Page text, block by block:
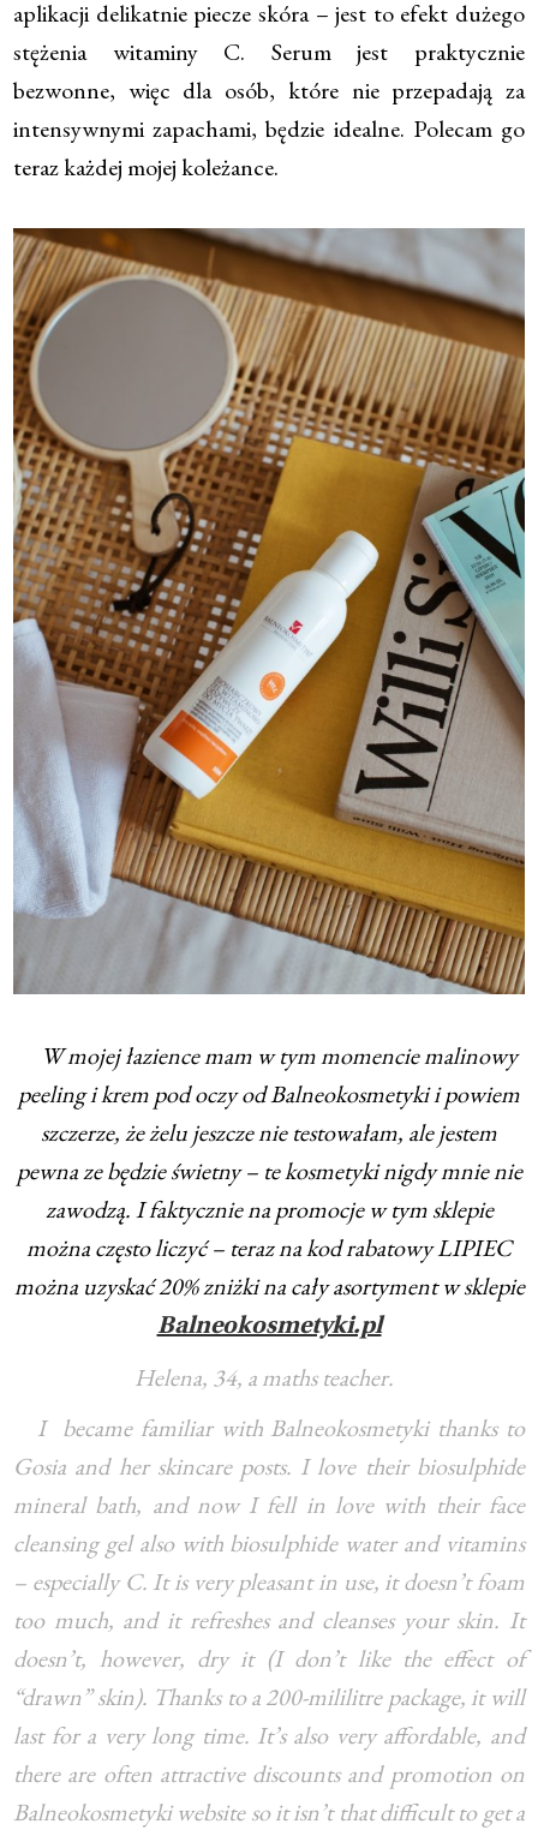
aplikacji delikatnie piecze skóra – jest to efekt dużego
stężenia witaminy C. Serum jest praktycznie
bezwonne, więc dla osób, które nie przepadają za
intensywnymi zapachami, będzie idealne. Polecam go
teraz każdej mojej koleżance.
W mojej łazience mam w tym momencie malinowy
peeling i krem pod oczy od Balneokosmetyki i powiem
szczerze, że żelu jeszcze nie testowałam, ale jestem
pewna ze będzie świetny – te kosmetyki nigdy mnie nie
zawodzą. I faktycznie na promocje w tym sklepie
można często liczyć – teraz na kod rabatowy LIPIEC
można uzyskać 20% zniżki na cały asortyment w sklepie
Balneokosmetyki.pl
Helena, 34, a maths teacher.
I became familiar with Balneokosmetyki thanks to
Gosia and her skincare posts. I love their biosulphide
mineral bath, and now I fell in love with their face
cleansing gel also with biosulphide water and vitamins
– especially C. It is very pleasant in use, it doesn’t foam
too much, and it refreshes and cleanses your skin. It
doesn’t, however, dry it (I don’t like the effect of
“drawn” skin). Thanks to a 200-mililitre package, it will
last for a very long time. It’s also very affordable, and
there are often attractive discounts and promotion on
Balneokosmetyki website so it isn’t that difficult to get a